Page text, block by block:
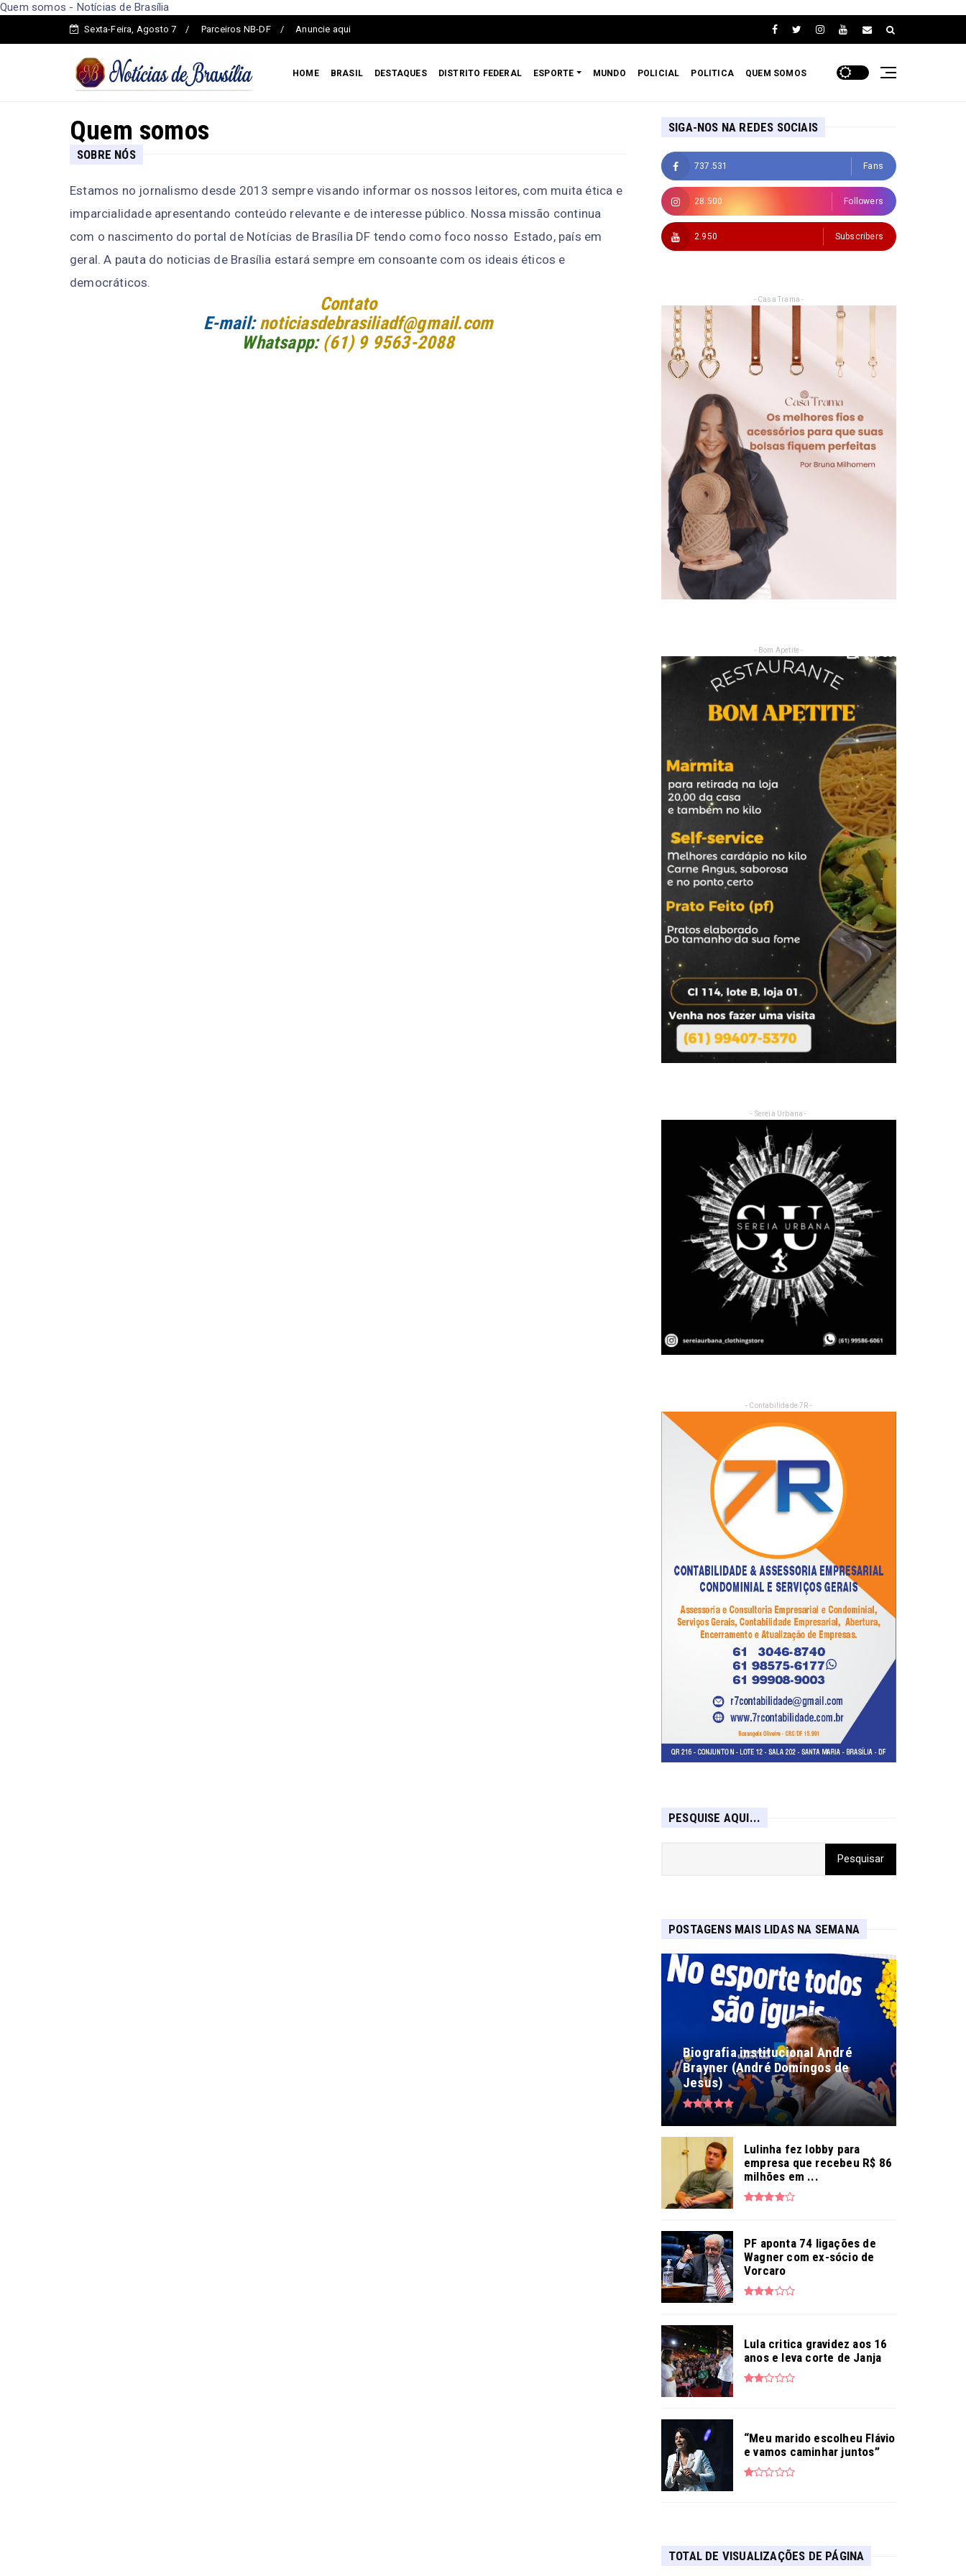
Quem somos - Notícias de Brasília
Sexta-Feira, Agosto 7 Parceiros NB-DF Anuncie aqui
HOME BRASIL DESTAQUES DISTRITO FEDERAL ESPORTE MUNDO POLICIAL POLITICA QUEM SOMOS
Quem somos
SOBRE NÓS
Estamos no jornalismo desde 2013 sempre visando informar os nossos leitores, com muita ética e
imparcialidade apresentando conteúdo relevante e de interesse público. Nossa missão continua
com o nascimento do portal de Notícias de Brasília DF tendo como foco nosso Estado, país em
geral. A pauta do noticias de Brasília estará sempre em consoante com os ideais éticos e
democráticos.
Contato
E-mail:noticiasdebrasiliadf@gmail.com
Whatsapp:(61) 9 9563-2088
SIGA-NOS NA REDES SOCIAIS
737.531 Fans
28.500 Followers
2.950 Subscribers
- Casa Trama -
- Bom Apetite -
- Sereia Urbana -
- Contabilidade 7R -
PESQUISE AQUI...
POSTAGENS MAIS LIDAS NA SEMANA
Biografia institucional André
Brayner (André Domingos de
Jesus)
Lulinha fez lobby para
empresa que recebeu R$ 86
milhões em ...
PF aponta 74 ligações de
Wagner com ex-sócio de
Vorcaro
Lula critica gravidez aos 16
anos e leva corte de Janja
“Meu marido escolheu Flávio
e vamos caminhar juntos”
TOTAL DE VISUALIZAÇÕES DE PÁGINA